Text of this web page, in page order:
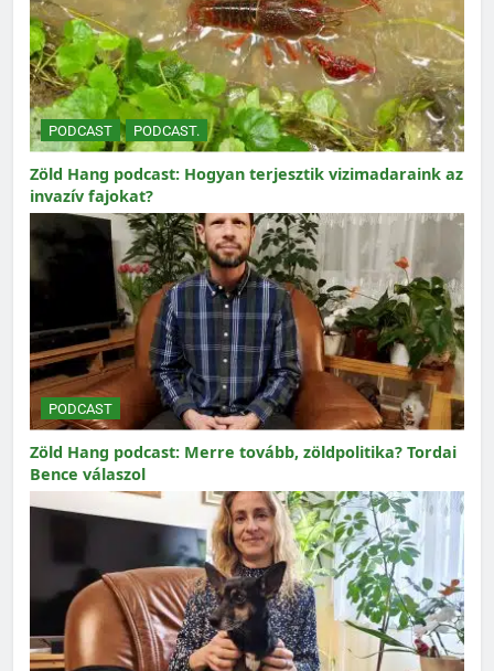
PODCAST PODCAST.
Zöld Hang podcast: Hogyan terjesztik vizimadaraink az
invazív fajokat?
PODCAST
Zöld Hang podcast: Merre tovább, zöldpolitika? Tordai
Bence válaszol